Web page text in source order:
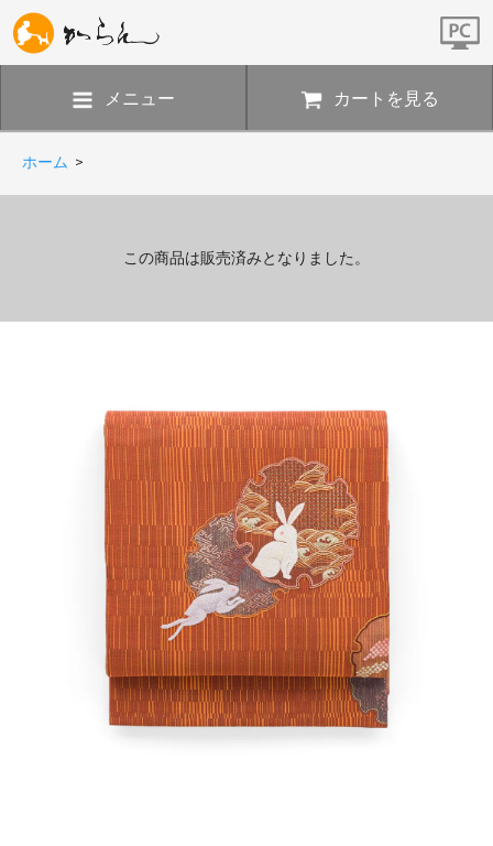
メニュー カートを見る
ホーム >
この商品は販売済みとなりました。